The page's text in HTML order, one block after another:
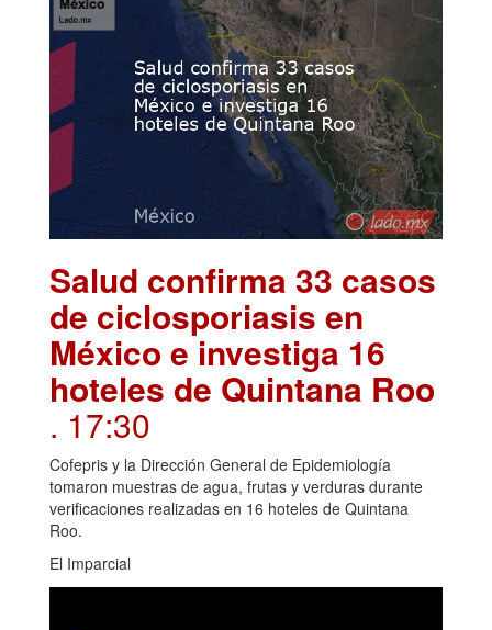
Salud confirma 33 casos
de ciclosporiasis en
México e investiga 16
hoteles de Quintana Roo
. 17:30
Cofepris y la Dirección General de Epidemiología
tomaron muestras de agua, frutas y verduras durante
verificaciones realizadas en 16 hoteles de Quintana
Roo.
El Imparcial